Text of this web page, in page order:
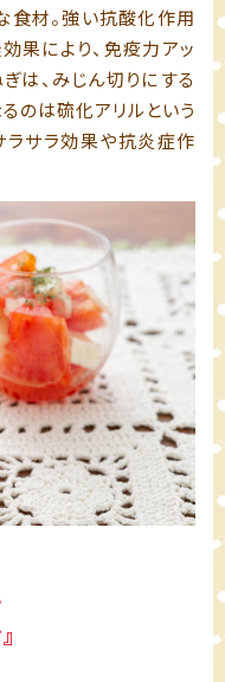
食材。強い抗酸化作用
果により、免疫力アッ
は、みじん切りにする
のは硫化アリルという
ラサラ効果や抗炎症作